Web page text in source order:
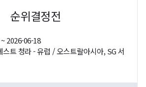
순위결정전
2026-06-18
스트 청라 - 유럽 / 오스트랄아시아, SG 서